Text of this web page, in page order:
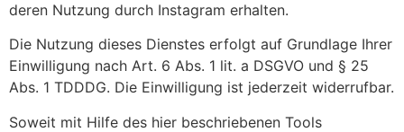
deren Nutzung durch Instagram erhalten.
Die Nutzung dieses Dienstes erfolgt auf Grundlage Ihrer
Einwilligung nach Art. 6 Abs. 1 lit. a DSGVO und § 25
Abs. 1 TDDDG. Die Einwilligung ist jederzeit widerrufbar.
Soweit mit Hilfe des hier beschriebenen Tools